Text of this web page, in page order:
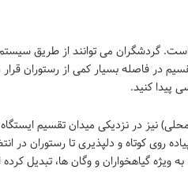
است. گردشگران می توانند از طریق
در فاصله بسیار کمی از رستوران قرار
پیدا کنید.
نیز در نزدیکی میدان تقسیم ایستگاه
روی کوتاه و دلپذیری تا رستوران در
ویژه گیاهخواران و وگان ها، تبدیل